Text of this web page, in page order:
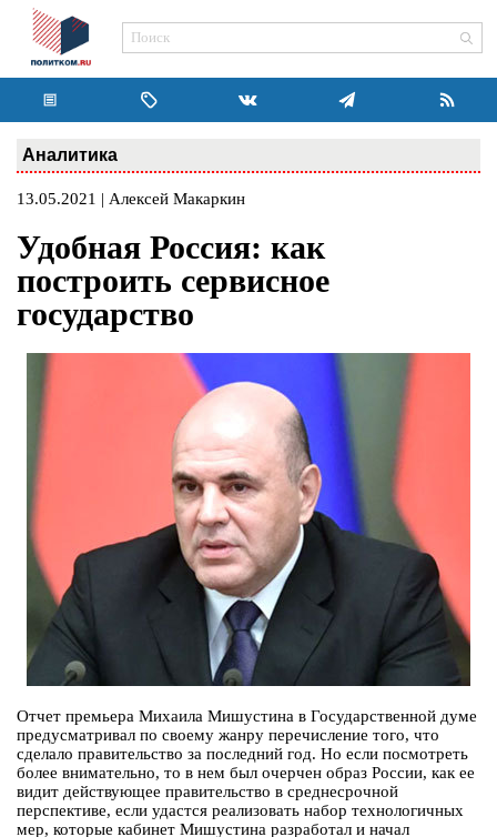
Аналитика
13.05.2021 | Алексей Макаркин
Удобная Россия: как
построить сервисное
государство
Отчет премьера Михаила Мишустина в Государственной думе
предусматривал по своему жанру перечисление того, что
сделало правительство за последний год. Но если посмотреть
более внимательно, то в нем был очерчен образ России, как ее
видит действующее правительство в среднесрочной
перспективе, если удастся реализовать набор технологичных
мер, которые кабинет Мишустина разработал и начал